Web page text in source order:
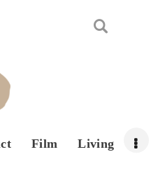
Film Living